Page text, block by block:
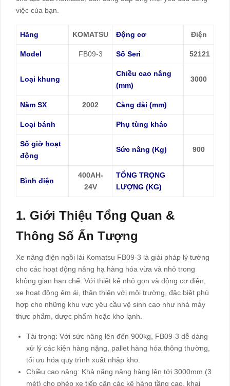
việc của bạn.
Hãng KOMATSU Động cơ Điện
Model FB09-3 Số Seri 52121
Loại khung
Chiều cao nâng
(mm)
3000
Năm SX 2002 Càng dài (mm)
Loại bánh Phụ tùng khác
Số giờ hoạt
động
Sức nâng (Kg) 900
Bình điện
400AH-
24V
TỔNG TRỌNG
LƯỢNG (KG)
1. Giới Thiệu Tổng Quan &
Thông Số Ấn Tượng
Xe nâng điện ngồi lái Komatsu FB09-3 là giải pháp lý tưởng
cho các hoạt động nâng hạ hàng hóa vừa và nhỏ trong
không gian hạn chế. Với thiết kế nhỏ gọn và động cơ điện,
xe hoạt động êm ái, thân thiện với môi trường, đặc biệt phù
hợp cho những khu vực yêu cầu vệ sinh cao như nhà máy
thực phẩm, dược phẩm hoặc kho lạnh.
Tải trọng: Với sức nâng lên đến 900kg, FB09-3 dễ dàng
xử lý các kiện hàng nặng, pallet hàng hóa thông thường,
tối ưu hóa quy trình xuất nhập kho.
Chiều cao nâng: Khả năng nâng hàng lên tới 3000mm (3
mét) cho phép xe tiếp cận các kệ hàng tầng cao, khai